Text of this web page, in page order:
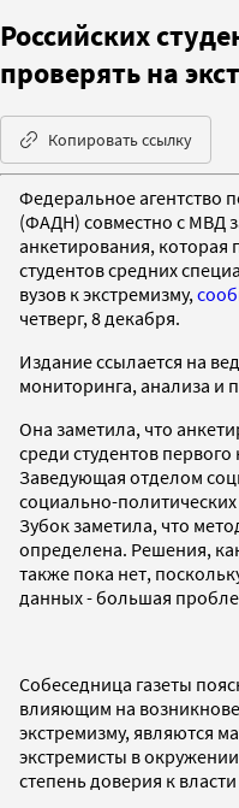
Российских
проверять на
Копировать ссылку
Федеральное агентство
(ФАДН) совместно с МВД
анкетирования, которая
студентов средних
вузов к экстремизму,
четверг, 8 декабря.
Издание ссылается на
мониторинга, анализа и
Она заметила, что
среди студентов
Заведующая отделом
социально-
Зубок заметила, что
определена. Решения,
также пока нет,
данных - большая
Собеседница газеты
влияющим на
экстремизму, являются
экстремисты в
степень доверия к